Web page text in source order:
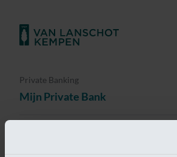
Private Banking
Mijn Private Bank